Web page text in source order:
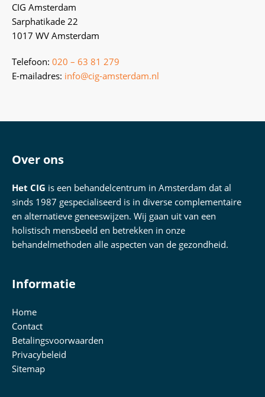
CIG Amsterdam
Sarphatikade 22
1017 WV Amsterdam
Telefoon: 020 – 63 81 279
E-mailadres: info@cig-amsterdam.nl
Over ons
Het CIG is een behandelcentrum in Amsterdam dat al
sinds 1987 gespecialiseerd is in diverse complementaire
en alternatieve geneeswijzen. Wij gaan uit van een
holistisch mensbeeld en betrekken in onze
behandelmethoden alle aspecten van de gezondheid.
Informatie
Home
Contact
Betalingsvoorwaarden
Privacybeleid
Sitemap